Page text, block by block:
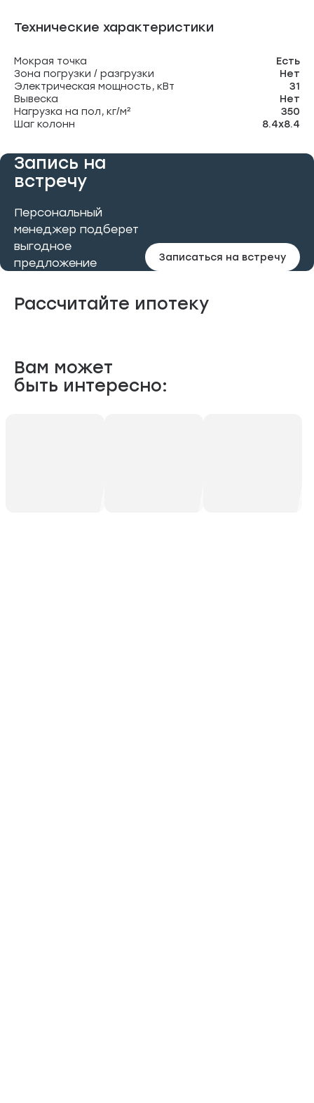
Технические характеристики
Мокрая точка
Есть
Зона погрузки / разгрузки
Нет
Электрическая мощность, кВт
31
Вывеска
Нет
Нагрузка на пол, кг/м²
350
Шаг колонн
8.4х8.4
Запись на
встречу
Персональный
менеджер подберет
выгодное
предложение
Записаться на встречу
Рассчитайте ипотеку
Вам может
быть интересно: